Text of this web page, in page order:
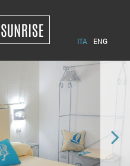
ITA ENG